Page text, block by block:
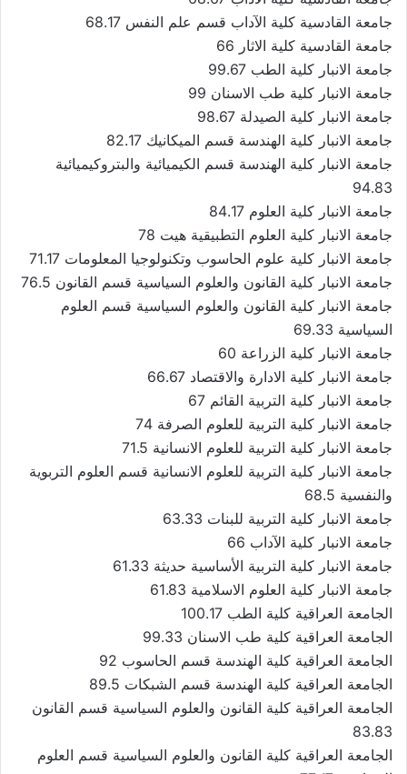
جامعة القادسية كلية الآداب قسم علم النفس 68.17
جامعة القادسية كلية الاثار 66
جامعة الانبار كلية الطب 99.67
جامعة الانبار كلية طب الاسنان 99
جامعة الانبار كلية الصيدلة 98.67
جامعة الانبار كلية الهندسة قسم الميكانيك 82.17
جامعة الانبار كلية الهندسة قسم الكيميائية والبتروكيميائية
94.83
جامعة الانبار كلية العلوم 84.17
جامعة الانبار كلية العلوم التطبيقية هيت 78
جامعة الانبار كلية علوم الحاسوب وتكنولوجيا المعلومات 71.17
جامعة الانبار كلية القانون والعلوم السياسية قسم القانون 76.5
جامعة الانبار كلية القانون والعلوم السياسية قسم العلوم
السياسية 69.33
جامعة الانبار كلية الزراعة 60
جامعة الانبار كلية الادارة والاقتصاد 66.67
جامعة الانبار كلية التربية القائم 67
جامعة الانبار كلية التربية للعلوم الصرفة 74
جامعة الانبار كلية التربية للعلوم الانسانية 71.5
جامعة الانبار كلية التربية للعلوم الانسانية قسم العلوم التربوية
والنفسية 68.5
جامعة الانبار كلية التربية للبنات 63.33
جامعة الانبار كلية الآداب 66
جامعة الانبار كلية التربية الأساسية حديثة 61.33
جامعة الانبار كلية العلوم الاسلامية 61.83
الجامعة العراقية كلية الطب 100.17
الجامعة العراقية كلية طب الاسنان 99.33
الجامعة العراقية كلية الهندسة قسم الحاسوب 92
الجامعة العراقية كلية الهندسة قسم الشبكات 89.5
الجامعة العراقية كلية القانون والعلوم السياسية قسم القانون
83.83
الجامعة العراقية كلية القانون والعلوم السياسية قسم العلوم